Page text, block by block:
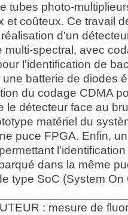
tubes photo-
et coûteux. Ce travail
d'un
multi-spectral, avec
l'identification de
batterie de diodes
du codage CDMA
le détecteur face au
matériel du
puce FPGA. Enfin,
dans la même
type SoC (System On
: mesure de